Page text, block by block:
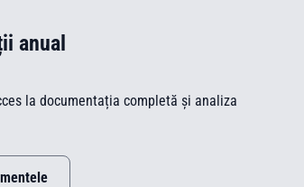
anual
la documentația completă și analiza